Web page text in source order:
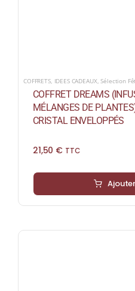
COFFRETS, IDEES CADEAUX ,Sélection
COFFRET DREAMS
MÉLANGES DE
CRISTAL ENVELOPPÉS
21,50 € TTC